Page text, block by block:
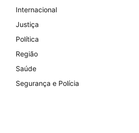
Internacional
Justiça
Política
Região
Saúde
Segurança e Polícia